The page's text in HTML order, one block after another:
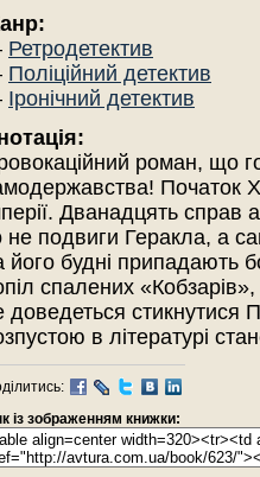
Ретродетектив
Поліційний детектив
Іронічний детектив
роман, що
Початок
Дванадцять справ
не подвиги Геракла, а
його будні припадають
спалених
доведеться стикнутися
в літературі
із зображенням книжки: